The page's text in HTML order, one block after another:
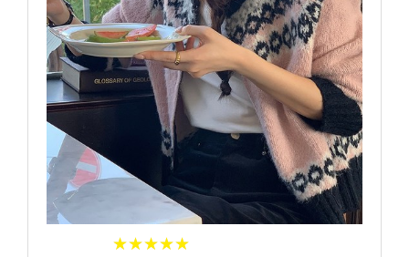
★★★★★
★★★★★